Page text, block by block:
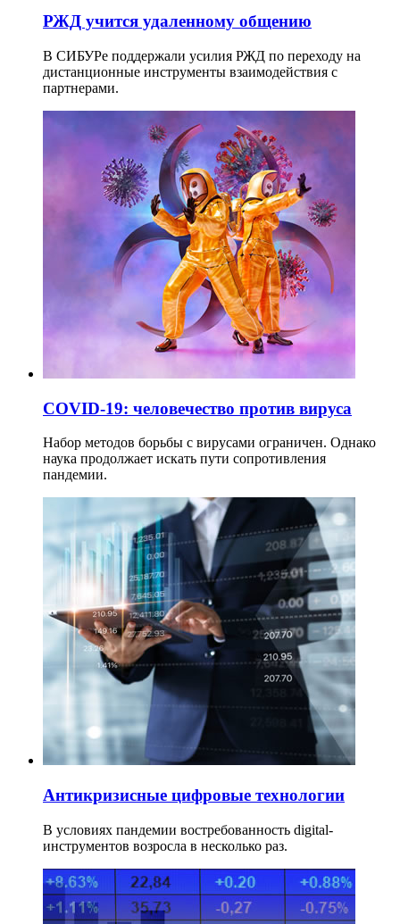
РЖД учится удаленному общению
В СИБУРе поддержали усилия РЖД по переходу на
дистанционные инструменты взаимодействия с
партнерами.
COVID-19: человечество против вируса
Набор методов борьбы с вирусами ограничен. Однако
наука продолжает искать пути сопротивления
пандемии.
Антикризисные цифровые технологии
В условиях пандемии востребованность digital-
инструментов возросла в несколько раз.